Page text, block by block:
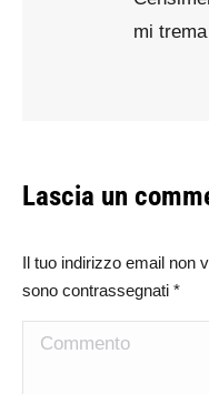
mi
Lascia un
Il tuo indirizzo email non
sono contrassegnati *
Commento